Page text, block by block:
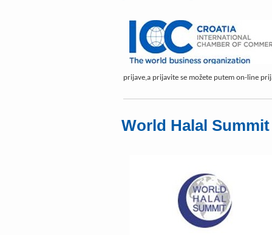
prijave,a prijavite se možete putem on-line
World Halal Summit